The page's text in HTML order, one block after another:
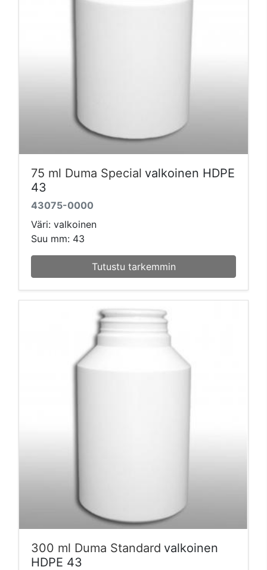
75 ml Duma Special valkoinen HDPE
43
43075-0000
Väri: valkoinen
Suu mm: 43
Tutustu tarkemmin
300 ml Duma Standard valkoinen
HDPE 43